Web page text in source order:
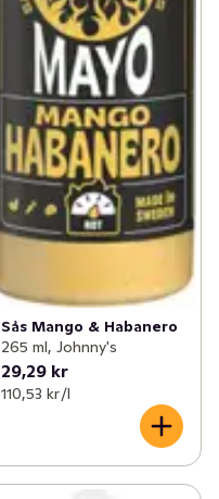
Sås Mango & Habanero
265 ml, Johnny's
29,29 kr
110,53 kr /l